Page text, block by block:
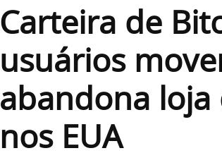
Carteira de
usuários
abandona
nos EUA